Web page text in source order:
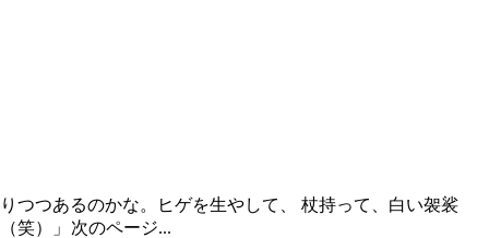
つつあるのかな。ヒゲを生やして、 杖持って、白い袈裟
笑）」
次のページ...